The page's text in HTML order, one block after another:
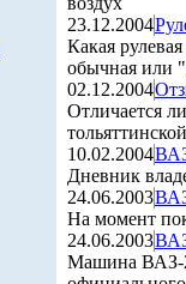
23.12.2004
Какая
обычная или
02.12.2004
Отличается
10.02.2004
Дневник
24.06.2003
На момент
24.06.2003
Машина ВАЗ-